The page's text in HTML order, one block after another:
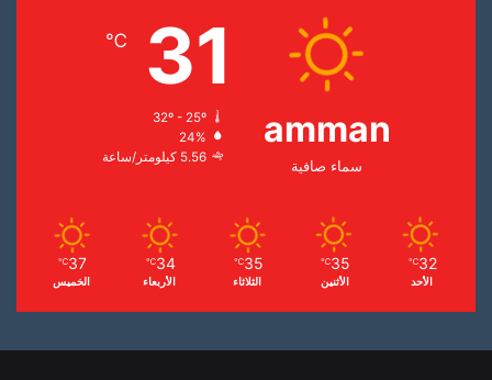
amman
سماء صافية
31
℃
32º - 25º
24%
5.56 كيلومتر/ساعة
32
℃
الأحد
35
℃
الأثنين
35
℃
الثلاثاء
34
℃
الأربعاء
37
℃
الخميس